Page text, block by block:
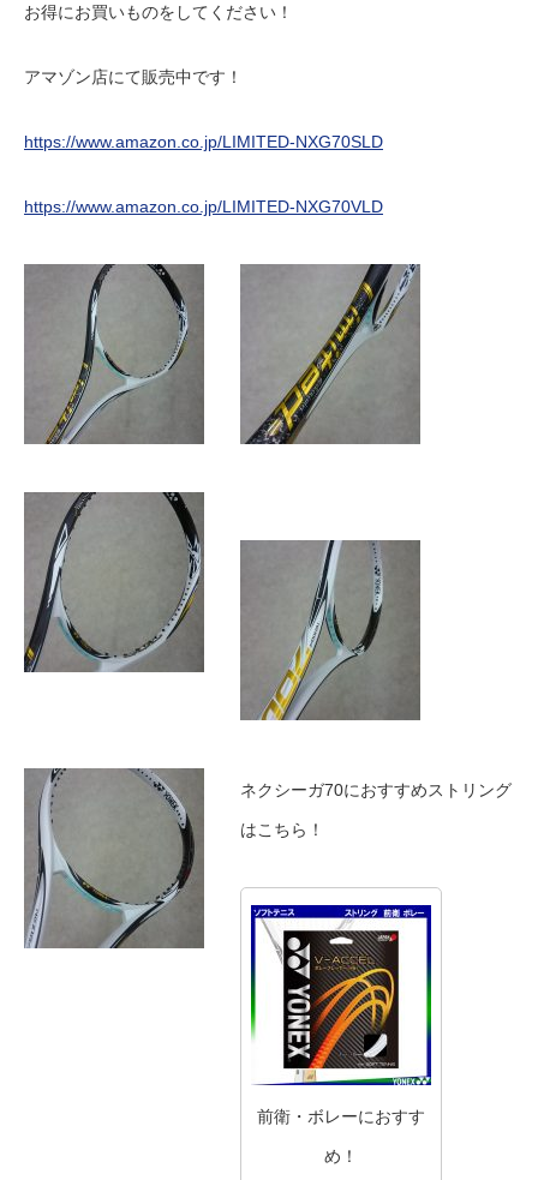
お得にお買いものをしてください！
アマゾン店にて販売中です！
https://www.amazon.co.jp/LIMITED-NXG70SLD
https://www.amazon.co.jp/LIMITED-NXG70VLD
ネクシーガ70におすすめストリング
はこちら！
前衛・ボレーにおすす
め！